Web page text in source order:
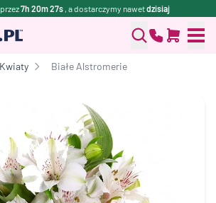
7h 20m 27s , a dostarczymy nawetdzisiaj
Kwiaty Białe Alstromerie